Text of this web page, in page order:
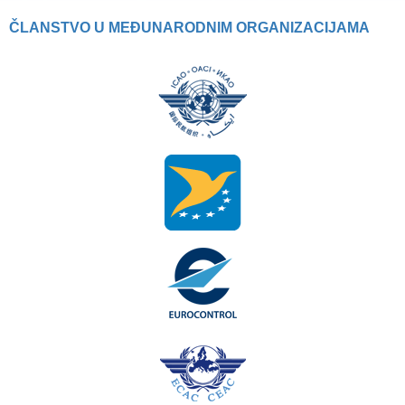
ČLANSTVO U MEĐUNARODNIM ORGANIZACIJAMA